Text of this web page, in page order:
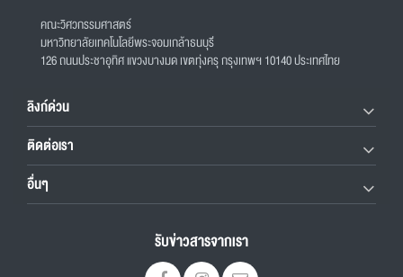
คณะวิศวกรรมศาสตร์
มหาวิทยาลัยเทคโนโลยีพระจอมเกล้าธนบุรี
126 ถนนประชาอุทิศ แขวงบางมด เขตทุ่งครุ กรุงเทพฯ 10140 ประเทศไทย
ลิงก์ด่วน
ติดต่อเรา
อื่นๆ
รับข่าวสารจากเรา